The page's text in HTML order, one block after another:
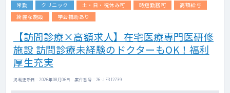
常勤 クリニック 土・日・祝休み可 時短勤務可
高額給与
綺麗な施設
学会補助あり
【訪問診療×高額求人】在宅医療専門医研修
施設 訪問診療未経験のドクターもOK！福利
厚生充実
掲載更新日 : 2026年08月06日 案件番号 : 26-JF312739